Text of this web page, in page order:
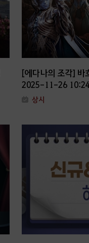
[에다나의 조각] 바
2025-11-26
상시